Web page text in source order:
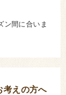
ン間に合いま
考えの方へ